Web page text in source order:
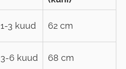
1-3 kuud 62 cm
3-6 kuud 68 cm